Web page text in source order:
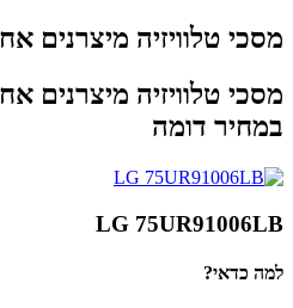
מסכי טלוויזיה מיצרנים
מסכי טלוויזיה מיצרנים
במחיר דומה
LG 75UR91006LB
למה כדאי?